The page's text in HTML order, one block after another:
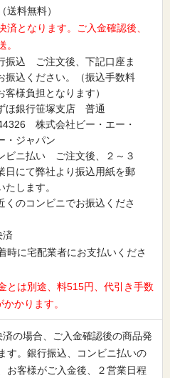
料無料）
済となります。ご入金確認後、
。
振込 ご注文後、下記口座ま
振込ください。（振込手数料
客様負担となります）
ほ銀行笹塚支店 普通
株式会社ビー・エー・
・ジャパン
ビニ払い ご注文後、２～３
日にて弊社より振込用紙を郵
たします。
くのコンビニでお振込くださ
済
時に宅配業者にお支払いくださ
とは別途、料515円、代引き手数
かります。
済の場合、ご入金確認後の商品発
す。銀行振込、コンビニ払いの
お客様がご入金後、２営業日程